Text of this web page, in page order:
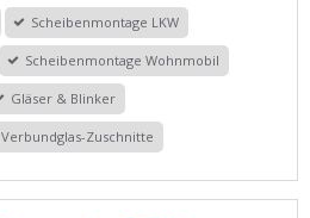
Scheibenmontage LKW
Scheibenmontage Wohnmobil
Gläser & Blinker
Verbundglas-Zuschnitte